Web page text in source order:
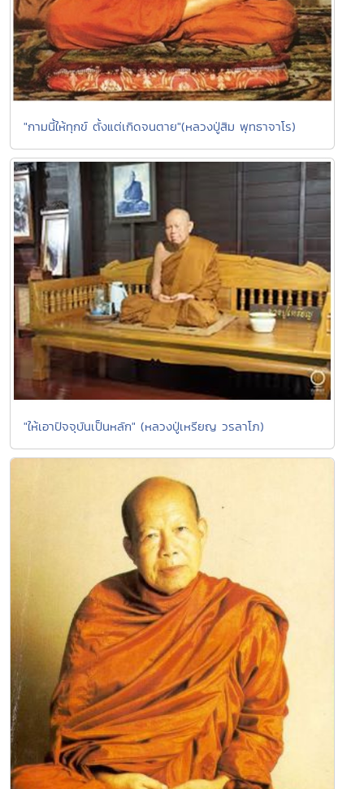
"กามนี้ให้ทุกข์ ตั้งแต่เกิดจนตาย"(หลวงปู่สิม พุทธาจาโร)
"ให้เอาปัจจุบันเป็นหลัก" (หลวงปู่เหรียญ วรลาโภ)